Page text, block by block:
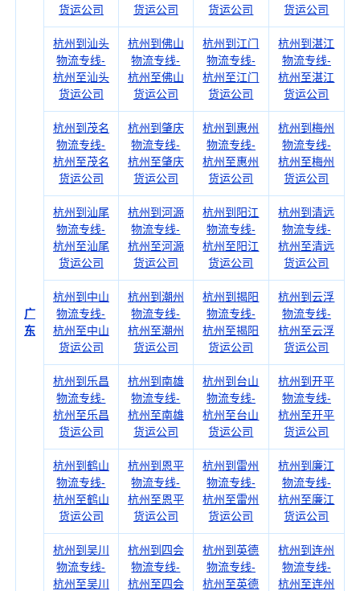
广
东
货运公司
货运公司
货运公司
货运公司
杭州到汕头
物流专线-
杭州至汕头
货运公司
杭州到佛山
物流专线-
杭州至佛山
货运公司
杭州到江门
物流专线-
杭州至江门
货运公司
杭州到湛江
物流专线-
杭州至湛江
货运公司
杭州到茂名
物流专线-
杭州至茂名
货运公司
杭州到肇庆
物流专线-
杭州至肇庆
货运公司
杭州到惠州
物流专线-
杭州至惠州
货运公司
杭州到梅州
物流专线-
杭州至梅州
货运公司
杭州到汕尾
物流专线-
杭州至汕尾
货运公司
杭州到河源
物流专线-
杭州至河源
货运公司
杭州到阳江
物流专线-
杭州至阳江
货运公司
杭州到清远
物流专线-
杭州至清远
货运公司
杭州到中山
物流专线-
杭州至中山
货运公司
杭州到潮州
物流专线-
杭州至潮州
货运公司
杭州到揭阳
物流专线-
杭州至揭阳
货运公司
杭州到云浮
物流专线-
杭州至云浮
货运公司
杭州到乐昌
物流专线-
杭州至乐昌
货运公司
杭州到南雄
物流专线-
杭州至南雄
货运公司
杭州到台山
物流专线-
杭州至台山
货运公司
杭州到开平
物流专线-
杭州至开平
货运公司
杭州到鹤山
物流专线-
杭州至鹤山
货运公司
杭州到恩平
物流专线-
杭州至恩平
货运公司
杭州到雷州
物流专线-
杭州至雷州
货运公司
杭州到廉江
物流专线-
杭州至廉江
货运公司
杭州到吴川
物流专线-
杭州至吴川
杭州到四会
物流专线-
杭州至四会
杭州到英德
物流专线-
杭州至英德
杭州到连州
物流专线-
杭州至连州